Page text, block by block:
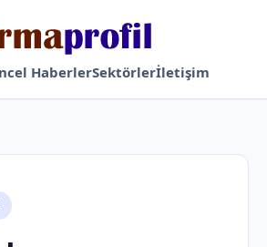
HaberlerSektörlerİletişim